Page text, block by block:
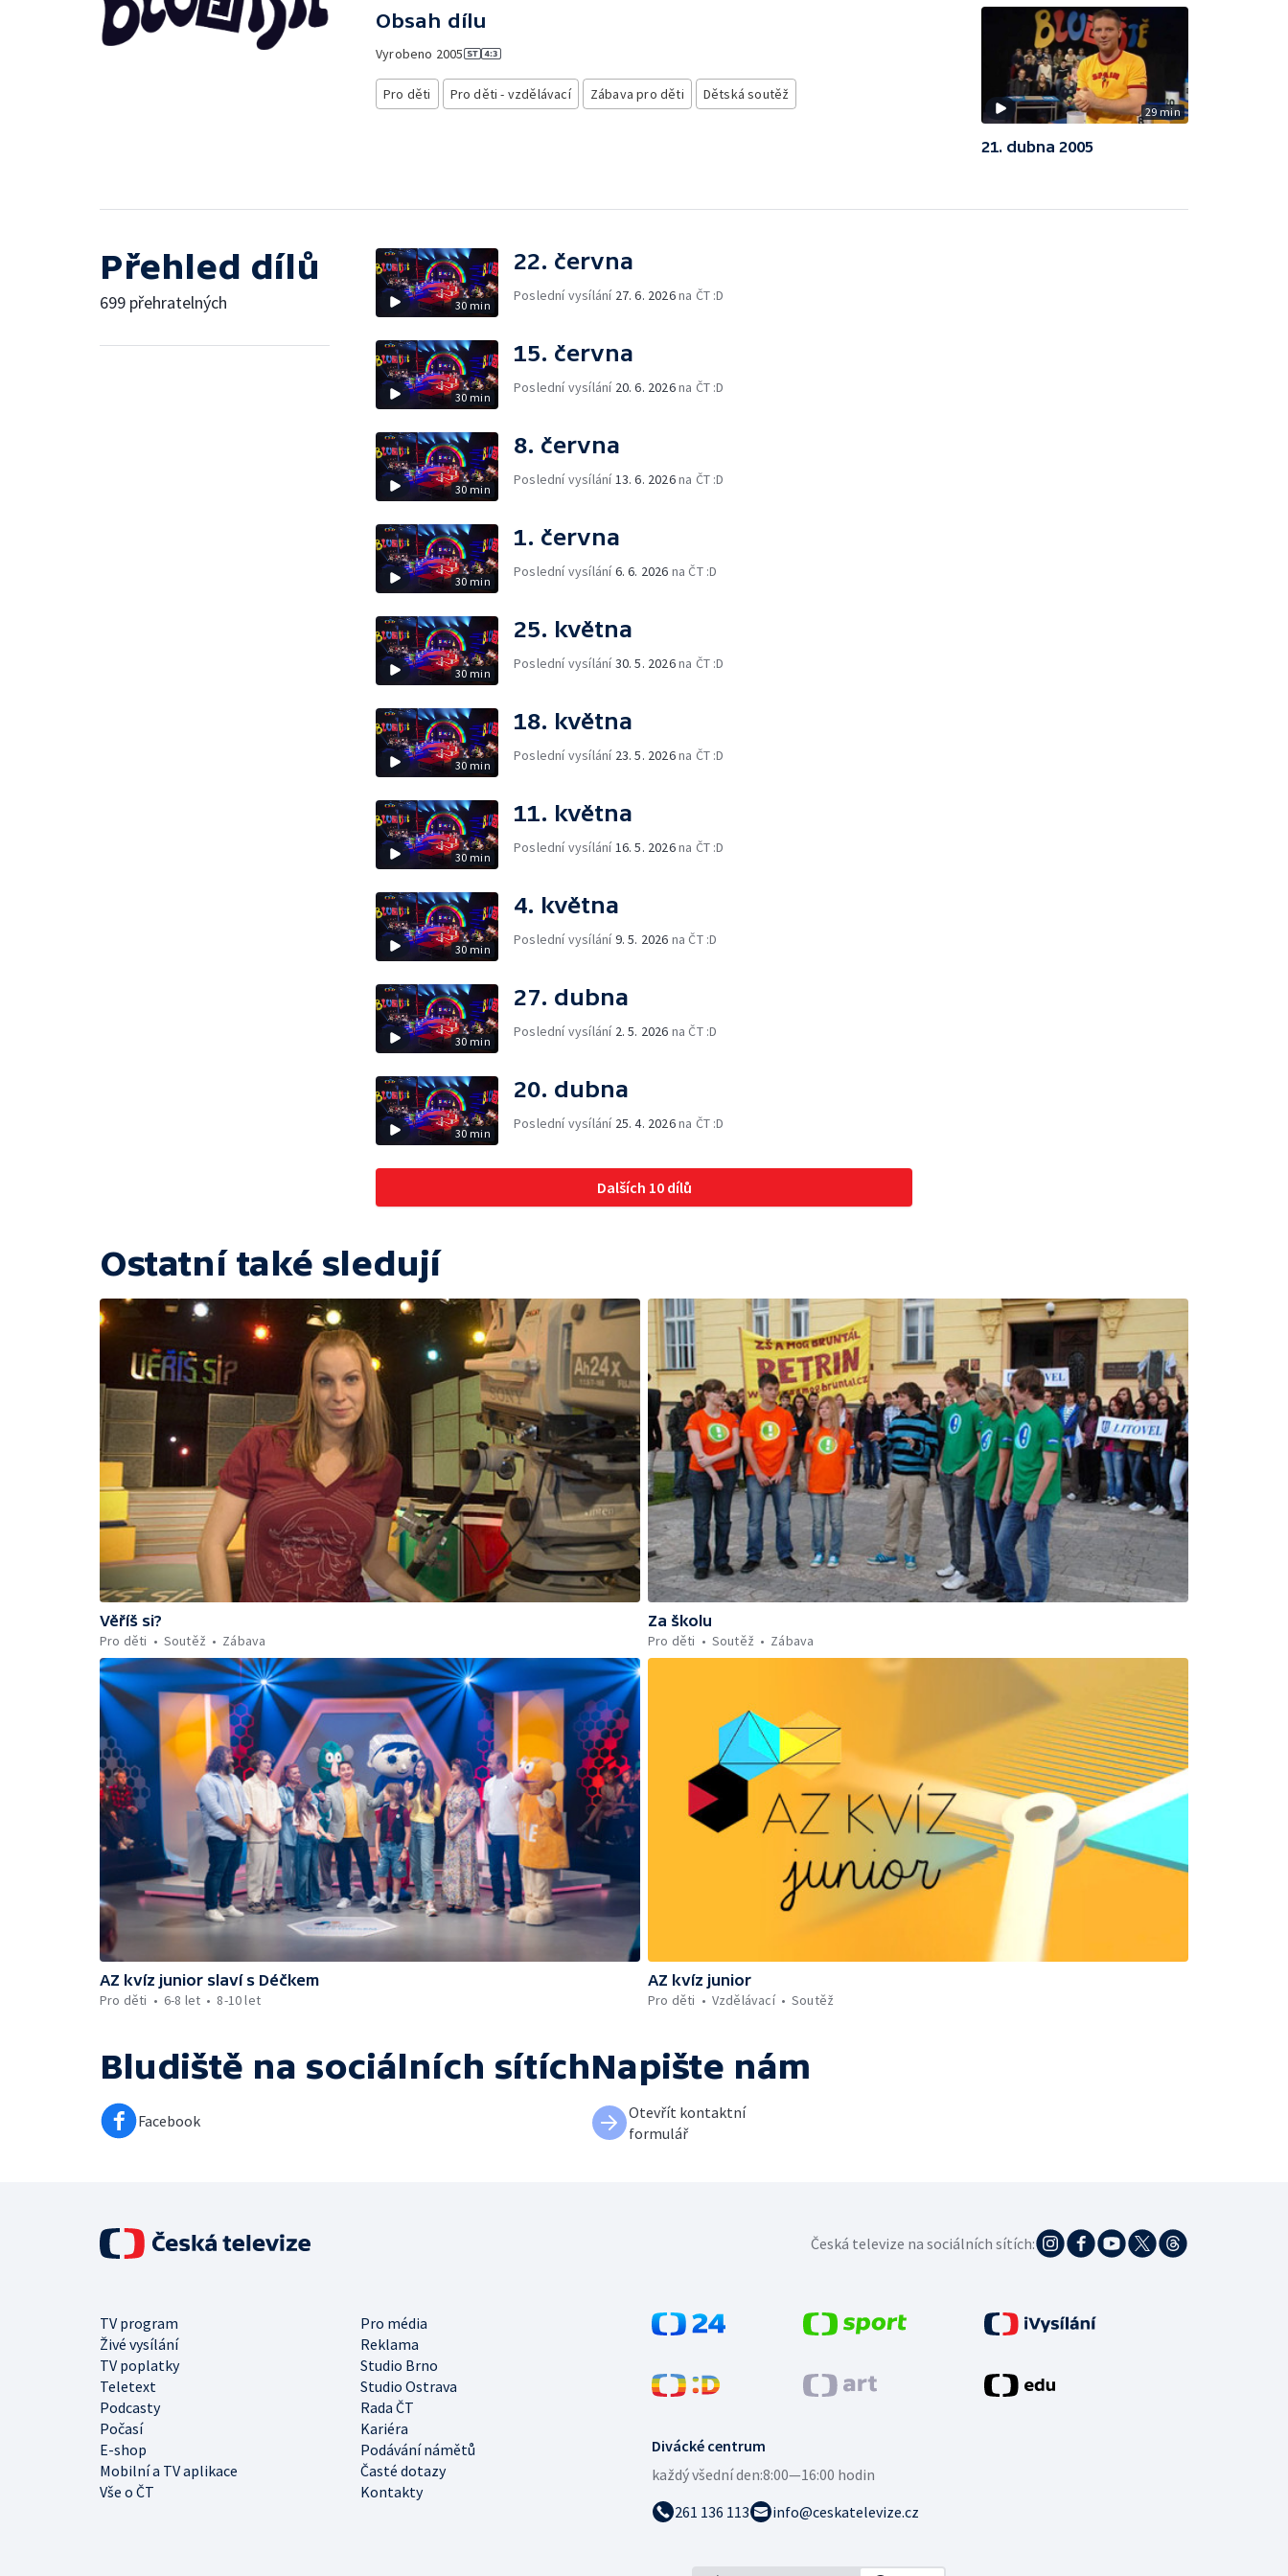
Obsah dílu
Vyrobeno 2005
Pro děti Pro děti - vzdělávací Zábava pro děti Dětská soutěž
29 min
21. dubna 2005
Přehled dílů
699 přehratelných 30 min
22. června
Poslední vysílání 27. 6. 2026na ČT :D
30 min
15. června
Poslední vysílání 20. 6. 2026na ČT :D
30 min
8. června
Poslední vysílání 13. 6. 2026na ČT :D
30 min
1. června
Poslední vysílání6. 6. 2026 na ČT :D
30 min
25. května
Poslední vysílání30. 5. 2026na ČT :D
30 min
18. května
Poslední vysílání 23. 5. 2026na ČT :D
30 min
11. května
Poslední vysílání 16. 5. 2026na ČT :D
30 min
4. května
Poslední vysílání9. 5. 2026 na ČT :D
30 min
27. dubna
Poslední vysílání 2. 5. 2026 na ČT :D
30 min
20. dubna
Poslední vysílání 25. 4. 2026na ČT :D
Dalších 10 dílů
Ostatní také sledují
Věříš si?
Pro děti
Soutěž Zábava
Za školu
Pro děti
Soutěž Zábava
AZ kvíz junior slaví s Déčkem
Pro děti
6-8 let 8-10 let
AZ kvíz junior
Pro děti
Vzdělávací Soutěž
Bludiště na sociálních sítích
Facebook
Napište nám
Otevřít kontaktní
formulář
Divácké centrum
každý všední den:8:00—16:00 hodin
261 136 113
info@ceskatelevize.cz
TV program
Pro média
Živé vysílání
Reklama
TV poplatky
Studio Brno
Teletext
Studio Ostrava
Podcasty
Rada ČT
Počasí
Kariéra
E-shop
Podávání námětů
Mobilní a TV aplikace
Časté dotazy
Vše o ČT
Kontakty
Česká televize na sociálních sítích: